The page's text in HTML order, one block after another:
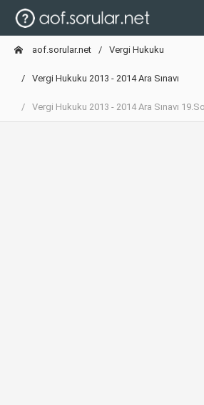
aof.sorular.net Vergi Hukuku
Vergi Hukuku 2013 - 2014 Ara Sınavı
Vergi Hukuku 2013 - 2014 Ara Sınavı